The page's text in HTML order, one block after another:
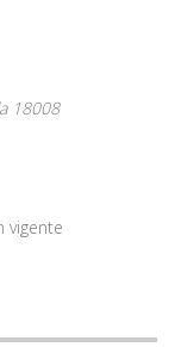
18008
vigente